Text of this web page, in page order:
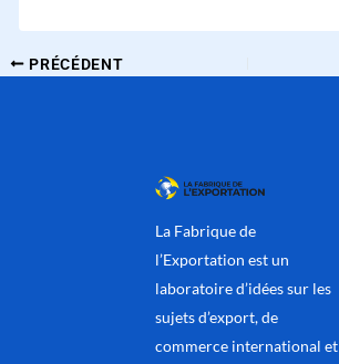
PRÉCÉDENT
La Fabrique de
l’Exportation est un
laboratoire d’idées sur les
sujets d’export, de
commerce international et